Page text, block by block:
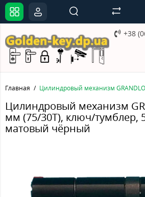
+38
Главная Цилиндровый механизм
Цилиндровый механизм
мм (75/30Т), ключ/тумблер,
матовый чёрный